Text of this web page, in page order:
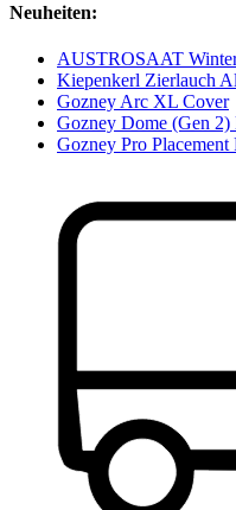
Neuheiten:
AUSTROSAAT
Kiepenkerl Zierlauch
Gozney Arc XL Cover
Gozney Dome (Gen
Gozney Pro Placement